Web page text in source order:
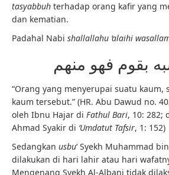
tasyabbuh terhadap orang kafir yang
dan kematian.
Padahal Nabi shallallahu ‘alaihi
بقوم فهو منهم
“Orang yang menyerupai suatu kaum,
kaum tersebut.” (HR. Abu Dawud no.
oleh Ibnu Hajar di Fathul Bari, 10: 282;
Ahmad Syakir di ‘Umdatut Tafsir, 1: 152)
Sedangkan usbu‘ Syekh Muhammad
dilakukan di hari lahir atau hari
Mengenang Syekh Al-Albani tidak